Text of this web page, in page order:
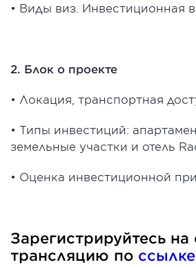
• Виды виз. Инвестиционная
2. Блок о проекте
• Локация, транспортная
• Типы инвестиций:
земельные участки и отель
• Оценка инвестиционной
Зарегистрируйтесь на
трансляцию по ссылке